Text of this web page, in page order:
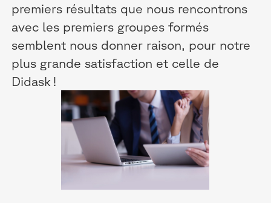
premiers résultats que nous rencontrons
avec les premiers groupes formés
semblent nous donner raison, pour notre
plus grande satisfaction et celle de
Didask !